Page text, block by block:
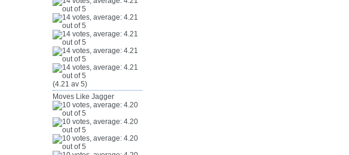
(4.21 av 5)
Moves Like Jagger